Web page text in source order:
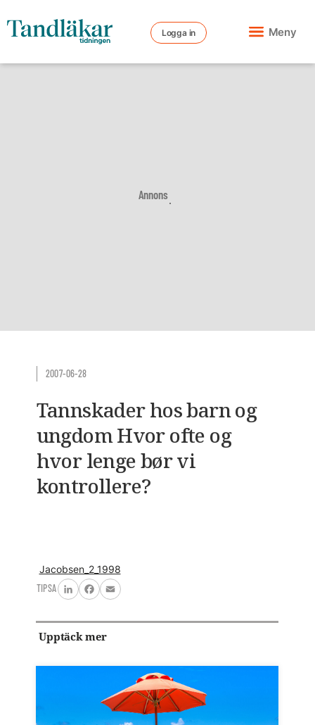
Logga in Meny
Annons
2007-06-28
Tannskader hos barn og
ungdom Hvor ofte og
hvor lenge bør vi
kontrollere?
Jacobsen_2_1998
TIPSA
LinkedInFacebook
Email
Upptäck mer